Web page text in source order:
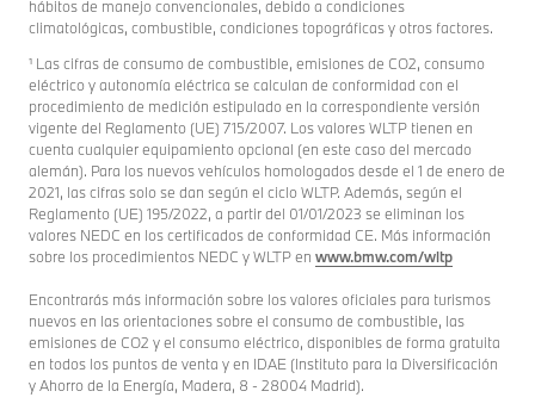
hábitos de manejo convencionales, debido a condiciones
climatológicas, combustible, condiciones topográficas y otros factores.
¹ Las cifras de consumo de combustible, emisiones de CO2, consumo
eléctrico y autonomía eléctrica se calculan de conformidad con el
procedimiento de medición estipulado en la correspondiente versión
vigente del Reglamento (UE) 715/2007. Los valores WLTP tienen en
cuenta cualquier equipamiento opcional (en este caso del mercado
alemán). Para los nuevos vehículos homologados desde el 1 de enero de
2021, las cifras solo se dan según el ciclo WLTP. Además, según el
Reglamento (UE) 195/2022, a partir del 01/01/2023 se eliminan los
valores NEDC en los certificados de conformidad CE. Más información
sobre los procedimientos NEDC y WLTP en www.bmw.com/wltp
Encontrarás más información sobre los valores oficiales para turismos
nuevos en las orientaciones sobre el consumo de combustible, las
emisiones de CO2 y el consumo eléctrico, disponibles de forma gratuita
en todos los puntos de venta y en IDAE (Instituto para la Diversificación
y Ahorro de la Energía, Madera, 8 - 28004 Madrid).